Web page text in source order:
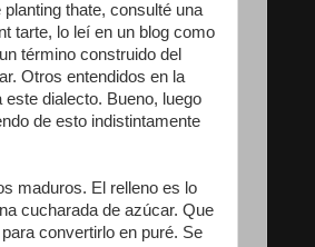
thate, consulté una
tarte, lo leí en un blog como
término construido del
Otros entendidos en la
dialecto. Bueno, luego
de esto indistintamente
maduros. El relleno es lo
cucharada de azúcar. Que
convertirlo en puré. Se